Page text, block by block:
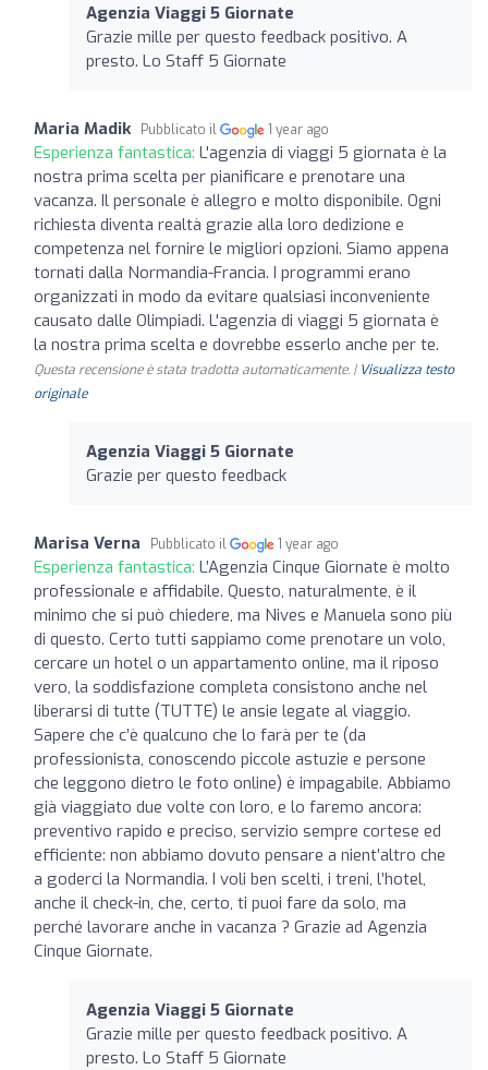
Agenzia Viaggi 5 Giornate
Grazie mille per questo feedback positivo. A
presto. Lo Staff 5 Giornate
Maria Madik Pubblicato il 1 year ago
Esperienza fantastica: L'agenzia di viaggi 5 giornata è la
nostra prima scelta per pianificare e prenotare una
vacanza. Il personale è allegro e molto disponibile. Ogni
richiesta diventa realtà grazie alla loro dedizione e
competenza nel fornire le migliori opzioni. Siamo appena
tornati dalla Normandia-Francia. I programmi erano
organizzati in modo da evitare qualsiasi inconveniente
causato dalle Olimpiadi. L'agenzia di viaggi 5 giornata è
la nostra prima scelta e dovrebbe esserlo anche per te.
Questa recensione è stata tradotta automaticamente. | Visualizza testo
originale
Agenzia Viaggi 5 Giornate
Grazie per questo feedback
Marisa Verna Pubblicato il 1 year ago
Esperienza fantastica: L’Agenzia Cinque Giornate è molto
professionale e affidabile. Questo, naturalmente, è il
minimo che si può chiedere, ma Nives e Manuela sono più
di questo. Certo tutti sappiamo come prenotare un volo,
cercare un hotel o un appartamento online, ma il riposo
vero, la soddisfazione completa consistono anche nel
liberarsi di tutte (TUTTE) le ansie legate al viaggio.
Sapere che c’è qualcuno che lo farà per te (da
professionista, conoscendo piccole astuzie e persone
che leggono dietro le foto online) è impagabile. Abbiamo
già viaggiato due volte con loro, e lo faremo ancora:
preventivo rapido e preciso, servizio sempre cortese ed
efficiente: non abbiamo dovuto pensare a nient’altro che
a goderci la Normandia. I voli ben scelti, i treni, l’hotel,
anche il check-in, che, certo, ti puoi fare da solo, ma
perché lavorare anche in vacanza ? Grazie ad Agenzia
Cinque Giornate.
Agenzia Viaggi 5 Giornate
Grazie mille per questo feedback positivo. A
presto. Lo Staff 5 Giornate